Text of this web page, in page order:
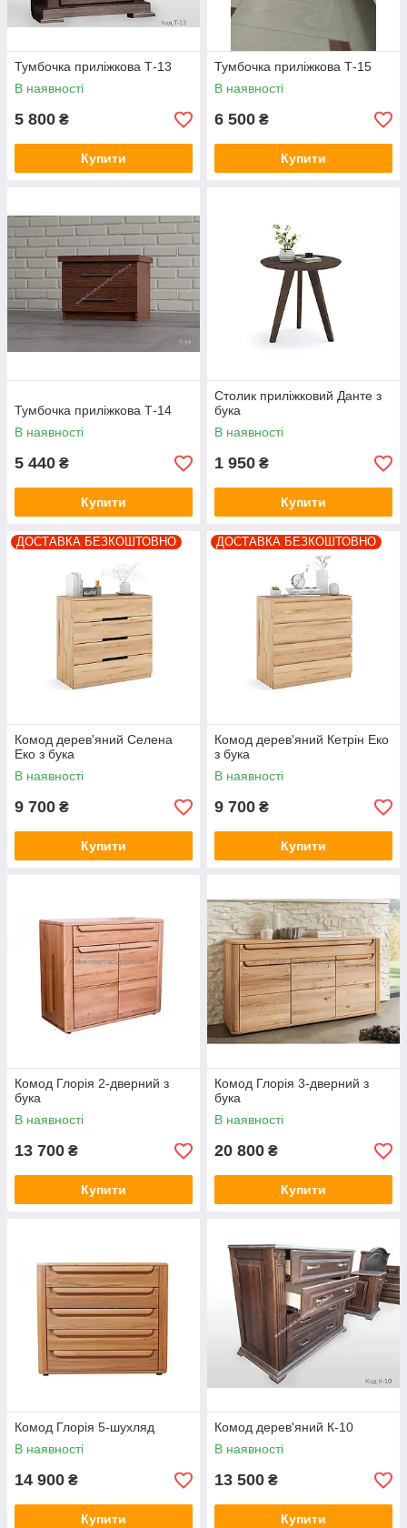
Тумбочка приліжкова Т-13
В наявності
5 800 ₴
Купити
Тумбочка приліжкова Т-15
В наявності
6 500 ₴
Купити
Тумбочка приліжкова Т-14
В наявності
5 440 ₴
Купити
Столик приліжковий Данте з
бука
В наявності
1 950 ₴
Купити
ДОСТАВКА БЕЗКОШТОВНО
Комод дерев'яний Селена
Еко з бука
В наявності
9 700 ₴
Купити
ДОСТАВКА БЕЗКОШТОВНО
Комод дерев'яний Кетрін Еко
з бука
В наявності
9 700 ₴
Купити
Комод Глорія 2-дверний з
бука
В наявності
13 700 ₴
Купити
Комод Глорія 3-дверний з
бука
В наявності
20 800 ₴
Купити
Комод Глорія 5-шухляд
В наявності
14 900 ₴
Купити
Комод дерев'яний К-10
В наявності
13 500 ₴
Купити